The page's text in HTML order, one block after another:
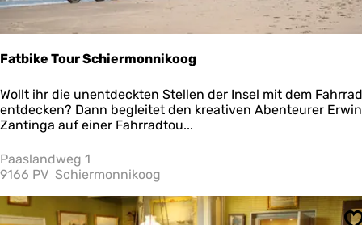
Fatbike Tour Schiermonnikoog
F
a
t
i
k
T
o
Wollt ihr die unentdeckten Stellen der Insel mit dem Fahrrad
entdecken? Dann begleitet den kreativen Abenteurer Erwin
Zantinga auf einer Fahrradtou...
Paaslandweg 1
9166 PV Schiermonnikoog